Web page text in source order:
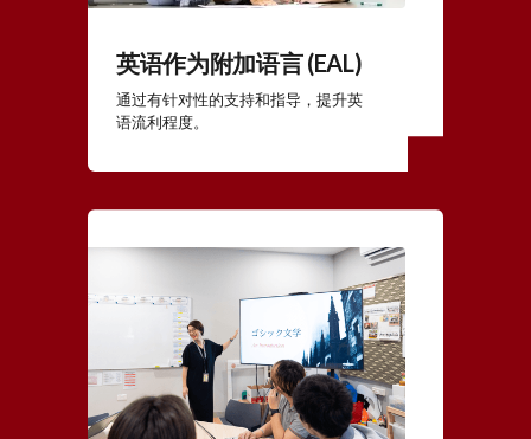
英语作为附加语言 (EAL)
通过有针对性的支持和指导，提升英
语流利程度。